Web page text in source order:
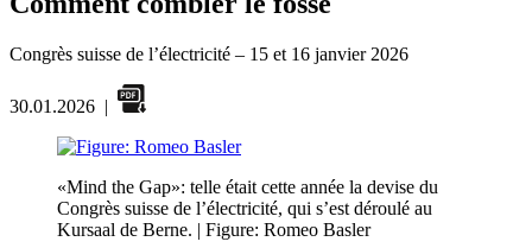
Congrès suisse de l’électricité – 15 et 16 janvier 2026
30.01.2026 |
«Mind the Gap»: telle était cette année la devise du
Congrès suisse de l’électricité, qui s’est déroulé au
Kursaal de Berne. | Figure: Romeo Basler